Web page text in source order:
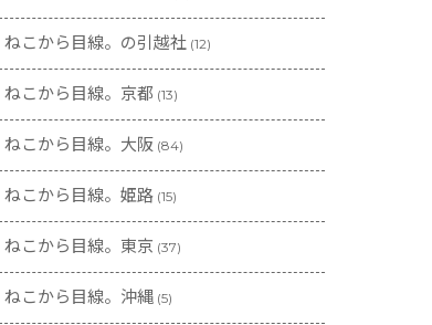
ねこから目線。の引越社 (12)
ねこから目線。京都 (13)
ねこから目線。大阪 (84)
ねこから目線。姫路 (15)
ねこから目線。東京 (37)
ねこから目線。沖縄 (5)